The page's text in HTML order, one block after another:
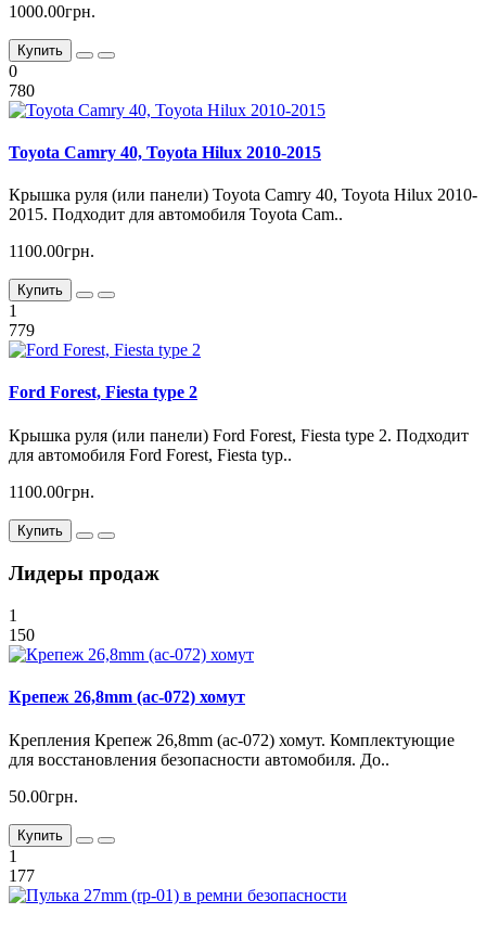
1000.00грн.
Купить
0
780
Toyota Camry 40, Toyota Hilux 2010-2015
Крышка руля (или панели) Toyota Camry 40, Toyota Hilux 2010-
2015. Подходит для автомобиля Toyota Cam..
1100.00грн.
Купить
1
779
Ford Forest, Fiesta type 2
Крышка руля (или панели) Ford Forest, Fiesta type 2. Подходит
для автомобиля Ford Forest, Fiesta typ..
1100.00грн.
Купить
Лидеры продаж
1
150
Крепеж 26,8mm (ac-072) хомут
Крепления Крепеж 26,8mm (ac-072) хомут. Комплектующие
для восстановления безопасности автомобиля. До..
50.00грн.
Купить
1
177